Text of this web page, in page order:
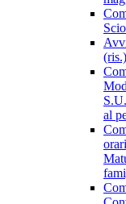
(ris.)
al